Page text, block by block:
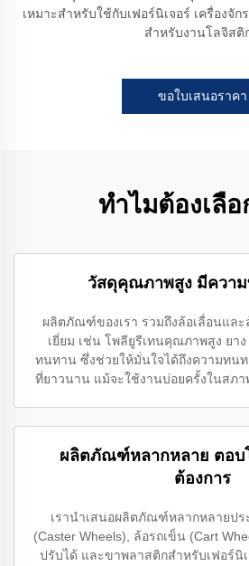
เหมาะสำหรับใช้กับเฟอร์นิเจอร์ เครื่องจั
สำหรับงานโลจิสติ
ขอใบเสนอราคา
ทำไมต้องเลือ
วัสดุคุณภาพสูง มีควา
ผลิตภัณฑ์ของเรา รวมถึงล้อเลื่อนและ
เยี่ยม เช่น โพลียูรีเทนคุณภาพสูง ยา
ทนทาน ซึ่งช่วยให้มั่นใจได้ถึงความทน
ที่ยาวนาน แม้จะใช้งานบ่อยครั้งในสภ
ผลิตภัณฑ์หลากหลาย ตอบ
ต้องการ
เรานำเสนอผลิตภัณฑ์หลากหลายปร
(Caster Wheels), ล้อรถเข็น (Cart
ปรับได้ และขาพลาสติกสำหรับเฟอร์นิ